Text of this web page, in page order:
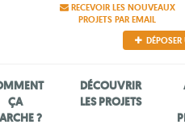
RECEVOIR LES NOUVEAUX
PROJETS PAR EMAIL
ÇA
?
DÉCOUVRIR
LES PROJETS